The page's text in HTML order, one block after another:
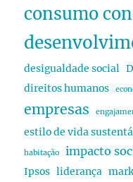
consumo
desigualdade social
direitos humanos
empresas
estilo de vida
habitação impacto
Ipsos liderança